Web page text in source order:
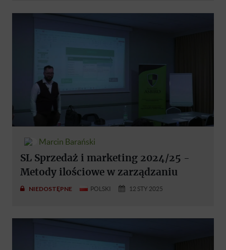
Marcin Barański
SL Sprzedaż i marketing 2024/25 -
Metody ilościowe w zarządzaniu
NIEDOSTĘPNE POLSKI 12 STY 2025